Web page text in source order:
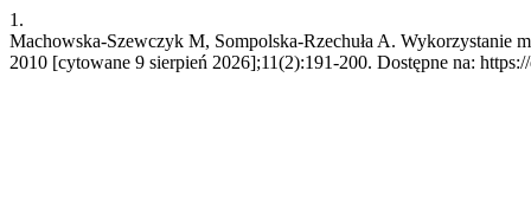
1.
Machowska-Szewczyk M, Sompolska-Rzechuła A.
2010 [cytowane 9 sierpień 2026];11(2):191-200. Dostępne na: